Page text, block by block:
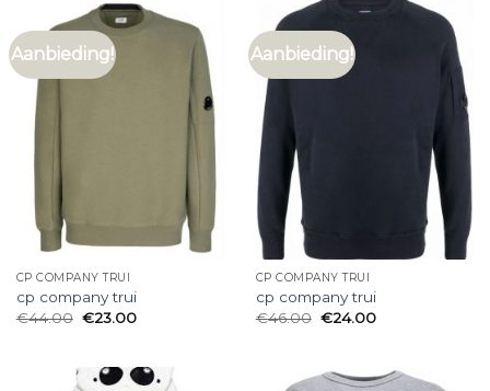
Aanbieding!
CP COMPANY TRUI
cp company trui
€44.00 €23.00
Aanbieding!
CP COMPANY TRUI
cp company trui
€46.00 €24.00